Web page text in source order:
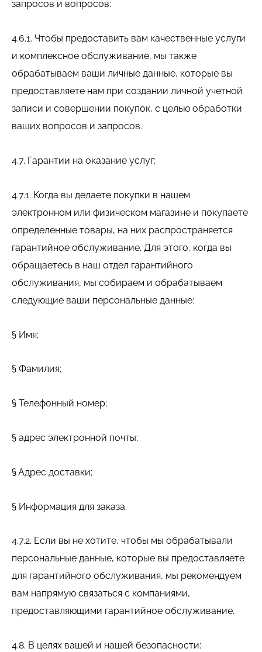
запросов и вопросов:
4.6.1. Чтобы предоставить вам качественные услуги
и комплексное обслуживание, мы также
обрабатываем ваши личные данные, которые вы
предоставляете нам при создании личной учетной
записи и совершении покупок, с целью обработки
ваших вопросов и запросов.
4.7. Гарантии на оказание услуг:
4.7.1. Когда вы делаете покупки в нашем
электронном или физическом магазине и покупаете
определенные товары, на них распространяется
гарантийное обслуживание. Для этого, когда вы
обращаетесь в наш отдел гарантийного
обслуживания, мы собираем и обрабатываем
следующие ваши персональные данные:
§ Имя;
§ Фамилия;
§ Телефонный номер;
§ адрес электронной почты;
§ Адрес доставки;
§ Информация для заказа.
4.7.2. Если вы не хотите, чтобы мы обрабатывали
персональные данные, которые вы предоставляете
для гарантийного обслуживания, мы рекомендуем
вам напрямую связаться с компаниями,
предоставляющими гарантийное обслуживание.
4.8. В целях вашей и нашей безопасности: